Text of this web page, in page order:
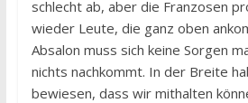
schlecht ab, aber die Franzosen
wieder Leute, die ganz oben
Absalon muss sich keine Sorgen
nichts nachkommt. In der Breite
bewiesen, dass wir mithalten